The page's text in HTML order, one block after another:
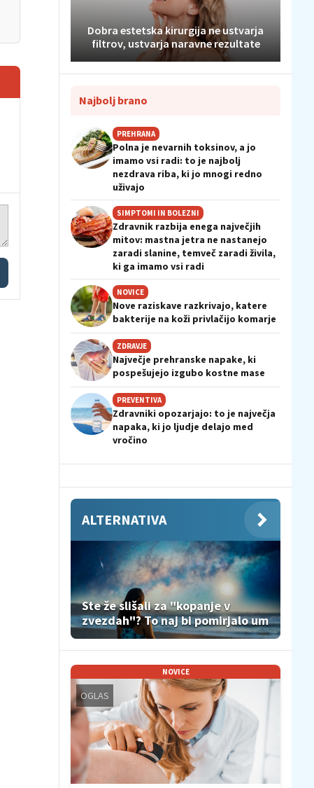
Dobra estetska kirurgija ne ustvarja
filtrov, ustvarja naravne rezultate
Najbolj brano
PREHRANA
Polna je nevarnih toksinov, a jo
imamo vsi radi: to je najbolj
nezdrava riba, ki jo mnogi redno
uživajo
SIMPTOMI IN BOLEZNI
Zdravnik razbija enega največjih
mitov: mastna jetra ne nastanejo
zaradi slanine, temveč zaradi živila,
ki ga imamo vsi radi
NOVICE
Nove raziskave razkrivajo, katere
bakterije na koži privlačijo komarje
ZDRAVJE
Največje prehranske napake, ki
pospešujejo izgubo kostne mase
PREVENTIVA
Zdravniki opozarjajo: to je največja
napaka, ki jo ljudje delajo med
vročino
ALTERNATIVA
Ste že slišali za "kopanje v
zvezdah"? To naj bi pomirjalo um
NOVICE
OGLAS